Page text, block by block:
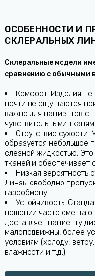
ОСОБЕННОСТИ И
СКЛЕРАЛЬНЫХ
Склеральные модели
сравнению с обычными
Комфорт. Изделия не
почти не ощущаются
важно для пациентов с
чувствительными
Отсутствие
образуется небольшое
слезной жидкостью.
тканей и обеспечивает
Низкая вероятность
Линзы свободно
газообмену.
Устойчивость.
ношении часто
доставляет пациенту
малоподвижны, более
условиям (холоду,
влажности и т.д.).